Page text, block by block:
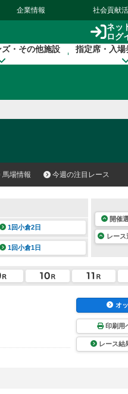
企業情報 社会貢献
ネッ
ログ
・その他施設 指定席・入
馬場情報 今週の注目レース
1回小倉2日
1回小倉1日
開催
レース
オ
印刷用
レース結